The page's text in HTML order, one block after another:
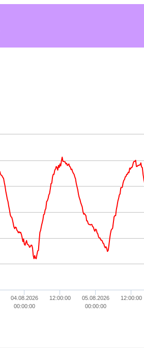
04.08.2026
00:00:00
12:00:00
05.08.2026
00:00:00
12:00:00